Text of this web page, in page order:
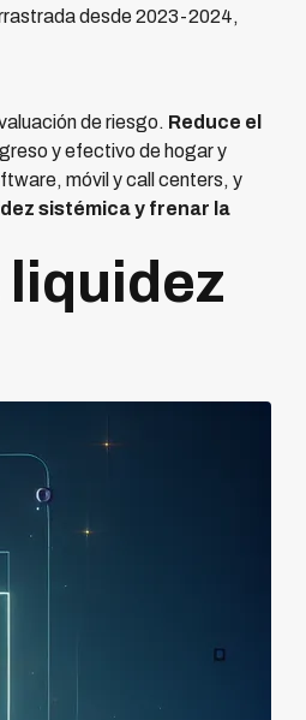
desde 2023-2024,
de riesgo. Reduce el
y efectivo de hogar y
móvil y call centers, y
sistémica y frenar la
liquidez